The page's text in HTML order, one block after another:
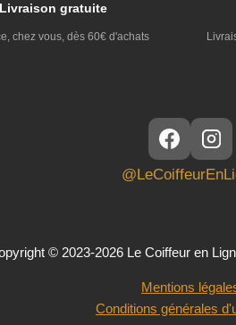
Livraison gratuite
chez vous, dès 60€ d'achats
© 2023-2026 Le Coiffeur en
Mentions
Conditions générales